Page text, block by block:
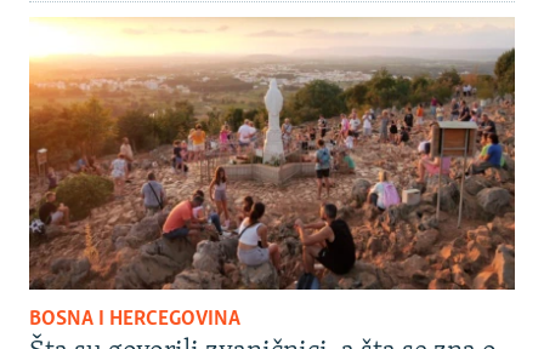
BOSNA I HERCEGOVINA